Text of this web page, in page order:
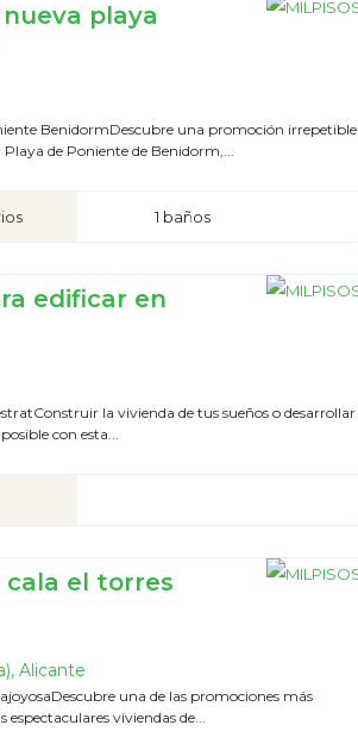
playa
BenidormDescubre una promoción irrepetible
de Poniente de Benidorm,...
1 baños
edificar en
la vivienda de tus sueños o desarrollar
con esta...
cala el torres
Alicante
una de las promociones más
espectaculares viviendas de...